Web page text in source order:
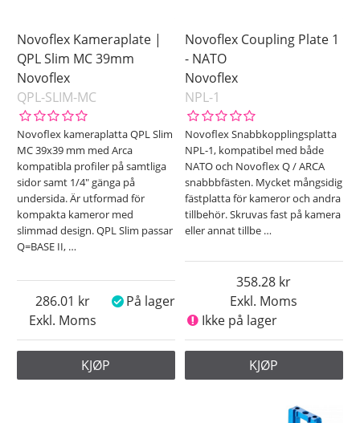
Novoflex Kameraplate |
QPL Slim MC 39mm
Novoflex
QPL-SLIM-MC
Novoflex kameraplatta QPL Slim
MC 39x39 mm med Arca
kompatibla profiler på samtliga
sidor samt 1/4" gänga på
undersida. Är utformad för
kompakta kameror med
slimmad design. QPL Slim passar
Q=BASE II, …
Exkl. Moms
286.01 På lager
KJØP
Novoflex Coupling Plate 1
- NATO
Novoflex
NPL-1
Novoflex Snabbkopplingsplatta
NPL-1, kompatibel med både
NATO och Novoflex Q / ARCA
snabbbfästen. Mycket mångsidig
fästplatta för kameror och andra
tillbehör. Skruvas fast på kamera
eller annat tillbe …
Exkl. Moms
358.28
Ikke på lager
KJØP